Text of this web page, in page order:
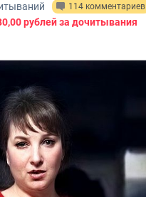
114 комментариев
рублейза дочитывания